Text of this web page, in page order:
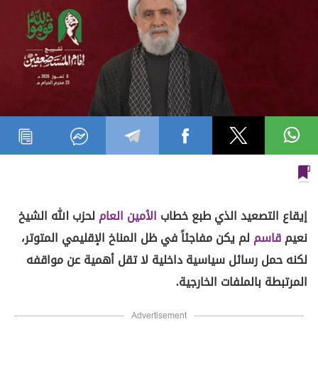
إيقاع التصعيد الذي طبع خطاب الأمين العام لحزب الله الشيخ
نعيمقاسم لم يكن مفاجئاً في ظل المناخ الإقليمي المتوتر،
لكنه حمل رسائل سياسية داخلية لا تقل أهمية عن مواقفه
المرتبطة بالملفات الخارجية.
Advertisement